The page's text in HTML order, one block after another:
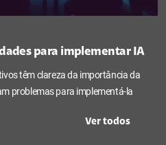
para implementar IA
têm clareza da importância da
problemas para implementá-la
Ver todos